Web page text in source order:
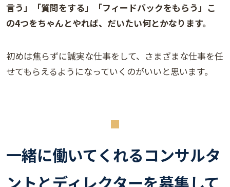
言う」「質問をする」「フィードバックをもらう」こ
の4つをちゃんとやれば、だいたい何とかなります。
初めは焦らずに誠実な仕事をして、さまざまな仕事を任
せてもらえるようになっていくのがいいと思います。
一緒に働いてくれるコンサルタ
ントとディレクターを募集して